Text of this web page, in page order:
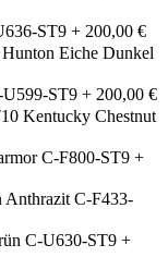
ST9 + 200,00 €
Hunton Eiche Dunkel
ST9 + 200,00 €
Kentucky Chestnut
C-F800-ST9 +
Anthrazit C-F433-
C-U630-ST9 +